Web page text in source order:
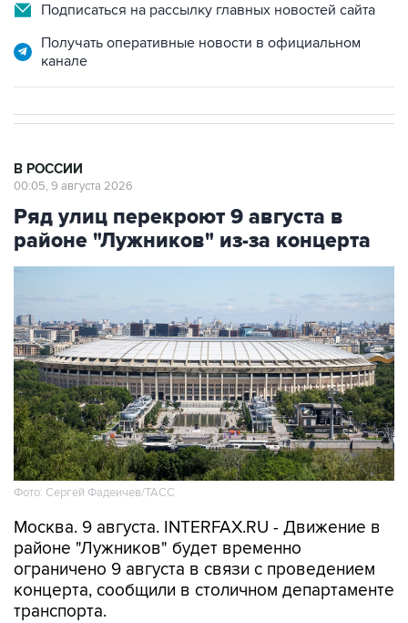
Подписаться на рассылку главных новостей сайта
Получать оперативные новости в официальном
канале
В РОССИИ
00:05, 9 августа 2026
Ряд улиц перекроют 9 августа в
районе "Лужников" из-за концерта
Фото: Сергей Фадеичев/ТАСС
Москва. 9 августа. INTERFAX.RU - Движение в
районе "Лужников" будет временно
ограничено 9 августа в связи с проведением
концерта, сообщили в столичном департаменте
транспорта.